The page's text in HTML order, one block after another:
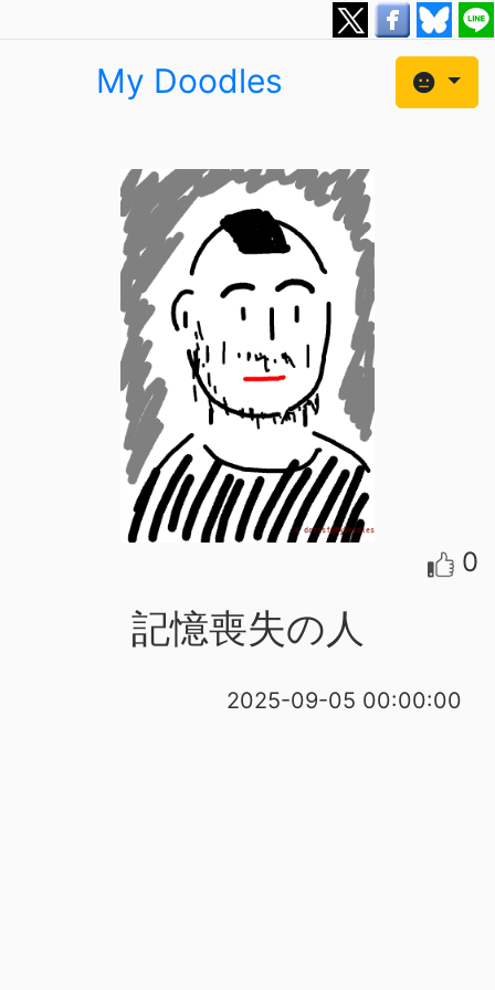
My Doodles
0
記憶喪失の人
2025-09-05 00:00:00